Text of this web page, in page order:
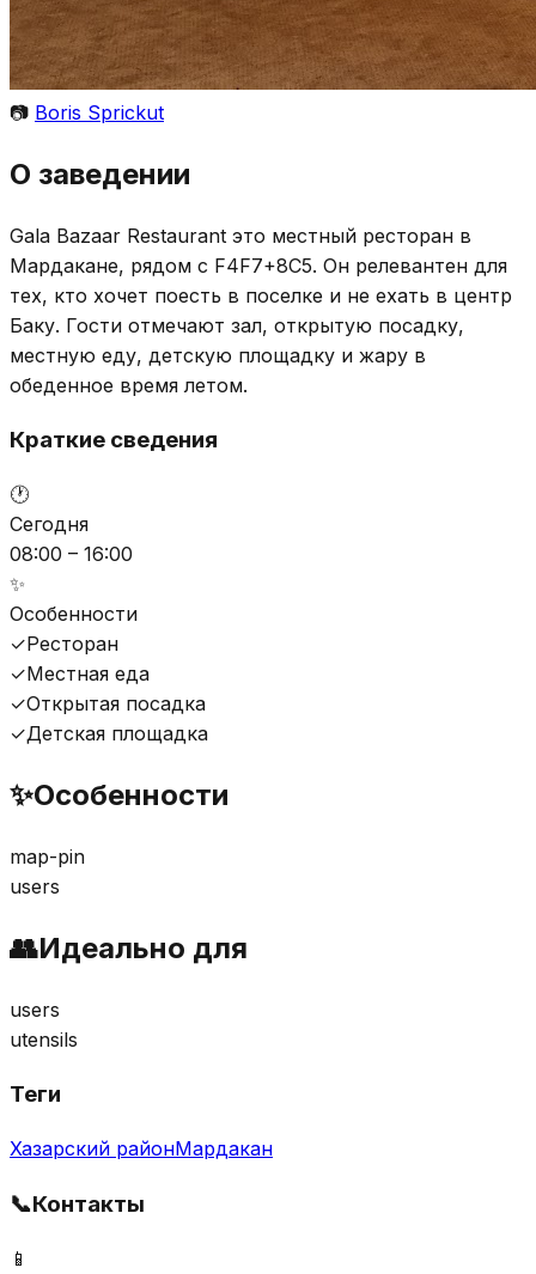
📷 Boris Sprickut
О заведении
Gala Bazaar Restaurant это местный ресторан в
Мардакане, рядом с F4F7+8C5. Он релевантен для
тех, кто хочет поесть в поселке и не ехать в центр
Баку. Гости отмечают зал, открытую посадку,
местную еду, детскую площадку и жару в
обеденное время летом.
Краткие сведения
🕐
Сегодня
08:00 – 16:00
✨
Особенности
✓Ресторан
✓Местная еда
✓Открытая посадка
✓Детская площадка
✨Особенности
map-pin
users
👥Идеально для
users
utensils
Теги
Хазарский районМардакан
📞Контакты
📱